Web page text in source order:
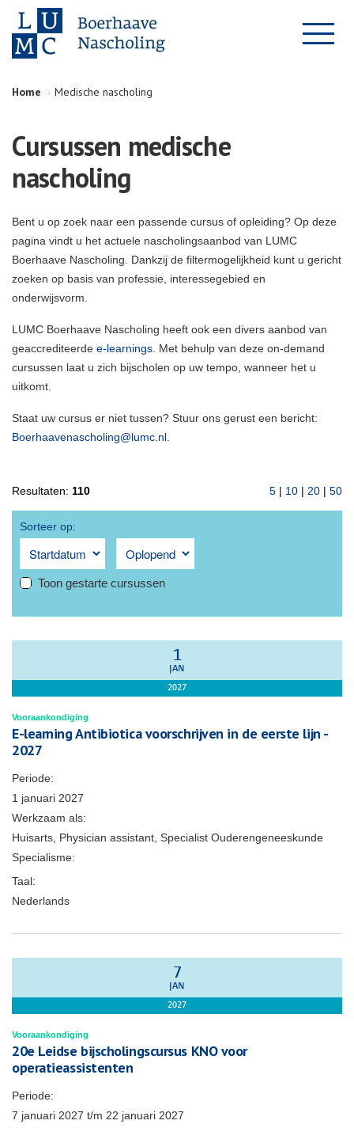
Home Medische nascholing
Cursussen medische
nascholing
Bent u op zoek naar een passende cursus of opleiding? Op deze
pagina vindt u het actuele nascholingsaanbod van LUMC
Boerhaave Nascholing. Dankzij de filtermogelijkheid kunt u gericht
zoeken op basis van professie, interessegebied en
onderwijsvorm.
LUMC Boerhaave Nascholing heeft ook een divers aanbod van
geaccrediteerde e-learnings . Met behulp van deze on-demand
cursussen laat u zich bijscholen op uw tempo, wanneer het u
uitkomt.
Staat uw cursus er niet tussen? Stuur ons gerust een bericht:
Boerhaavenascholing@lumc.nl
Resultaten: 110 5 | 10 | 20 | 50
Sorteer op:
Toon gestarte cursussen
1
JAN
2027
Vooraankondiging
E-learning Antibiotica voorschrijven in de eerste lijn -
2027
Periode:
1 januari 2027
Werkzaam als:
Huisarts, Physician assistant, Specialist Ouderengeneeskunde
Specialisme:
Taal:
Nederlands
7
JAN
2027
Vooraankondiging
20e Leidse bijscholingscursus KNO voor
operatieassistenten
Periode:
7 januari 2027 t/m 22 januari 2027